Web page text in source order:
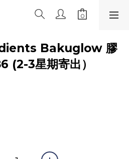
Bakuglow 膠
(2-3星期寄出）